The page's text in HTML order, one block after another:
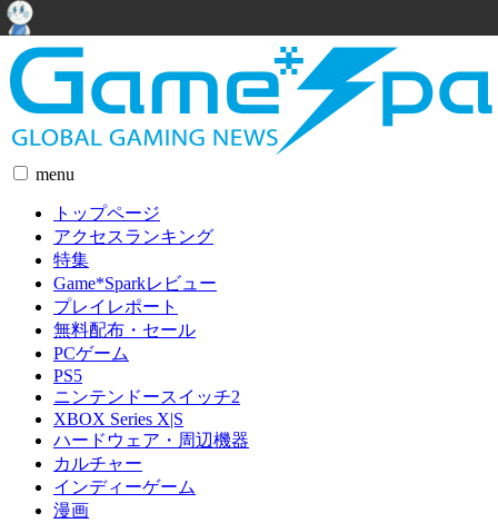
menu
トップページ
アクセスランキング
特集
Game*Sparkレビュー
プレイレポート
無料配布・セール
PCゲーム
PS5
ニンテンドースイッチ2
XBOX Series X|S
ハードウェア・周辺機器
カルチャー
インディーゲーム
漫画